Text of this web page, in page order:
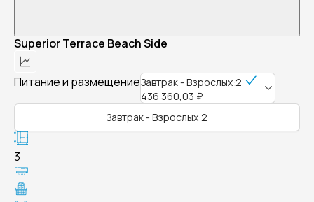
Superior Terrace Beach Side
Питание и размещениеЗавтрак - Взрослых:2
436 360,03 ₽
Завтрак - Взрослых:2
3